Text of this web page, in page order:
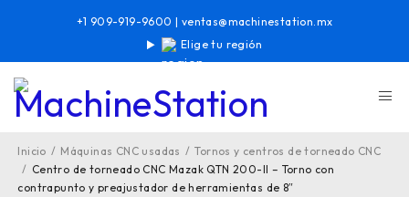
Elige tu región
+1 909-919-9600 | ventas@machinestation.mx
Inicio / Máquinas CNC usadas / Tornos y centros de torneado CNC
/ Centro de torneado CNC Mazak QTN 200-II – Torno con
contrapunto y preajustador de herramientas de 8″